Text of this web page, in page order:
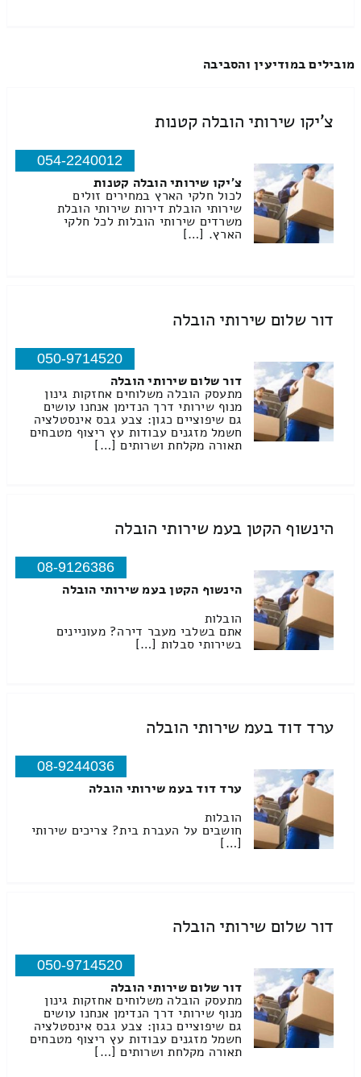
מובילים במודיעין והסביבה
צ'יקו שירותי הובלה קטנות
054-2240012
צ'יקו שירותי הובלה קטנות
לכול חלקי הארץ במחירים זולים
שירותי הובלת דירות שירותי הובלת
משרדים שירותי הובלות לכל חלקי
הארץ. […]
דור שלום שירותי הובלה
050-9714520
דור שלום שירותי הובלה
מתעסק הובלה משלוחים אחזקות גינון
מנוף שירותי דרך הנדימן אנחנו עושים
גם שיפוציים כגון: צבע גבס אינסטלציה
חשמל מזגנים עבודות עץ ריצוף מטבחים
תאורה מקלחת ושרותים […]
הינשוף הקטן בעמ שירותי הובלה
08-9126386
הינשוף הקטן בעמ שירותי הובלה
הובלות
אתם בשלבי מעבר דירה? מעוניינים
בשירותי סבלות […]
ערד דוד בעמ שירותי הובלה
08-9244036
ערד דוד בעמ שירותי הובלה
הובלות
חושבים על העברת בית? צריכים שירותי
[…]
דור שלום שירותי הובלה
050-9714520
דור שלום שירותי הובלה
מתעסק הובלה משלוחים אחזקות גינון
מנוף שירותי דרך הנדימן אנחנו עושים
גם שיפוציים כגון: צבע גבס אינסטלציה
חשמל מזגנים עבודות עץ ריצוף מטבחים
תאורה מקלחת ושרותים […]